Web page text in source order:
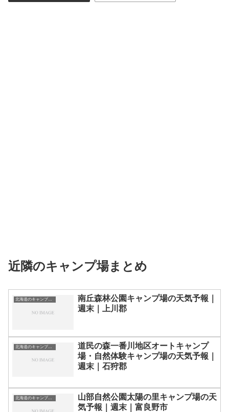
近隣のキャンプ場まとめ
北海道のキャンプ場一覧
南丘森林公園キャンプ場の天気予報｜
週末｜上川郡
北海道のキャンプ場一覧
道民の森一番川地区オートキャンプ
場・自然体験キャンプ場の天気予報｜
週末｜石狩郡
北海道のキャンプ場一覧
山部自然公園太陽の里キャンプ場の天
気予報｜週末｜富良野市